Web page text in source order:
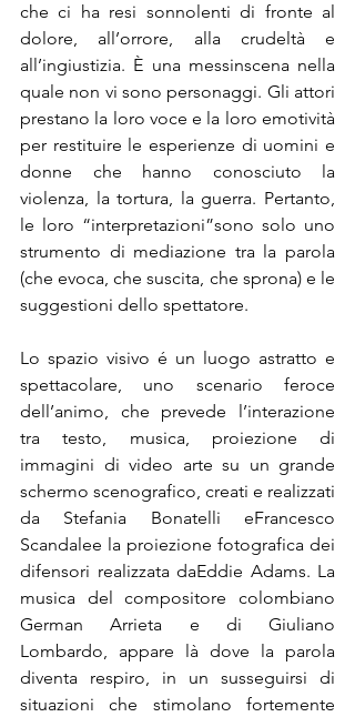
che ci ha resi sonnolenti di fronte al
dolore, all’orrore, alla crudeltà e
all’ingiustizia. È una messinscena nella
quale non vi sono personaggi. Gli attori
prestano la loro voce e la loro emotività
per restituire le esperienze di uomini e
donne che hanno conosciuto la
violenza, la tortura, la guerra. Pertanto,
le loro “interpretazioni”sono solo uno
strumento di mediazione tra la parola
(che evoca, che suscita, che sprona) e le
suggestioni dello spettatore.
Lo spazio visivo é un luogo astratto e
spettacolare, uno scenario feroce
dell’animo, che prevede l’interazione
tra testo, musica, proiezione di
immagini di video arte su un grande
schermo scenografico, creati e realizzati
da Stefania Bonatelli eFrancesco
Scandalee la proiezione fotografica dei
difensori realizzata daEddie Adams. La
musica del compositore colombiano
German Arrieta e di Giuliano
Lombardo, appare là dove la parola
diventa respiro, in un susseguirsi di
situazioni che stimolano fortemente